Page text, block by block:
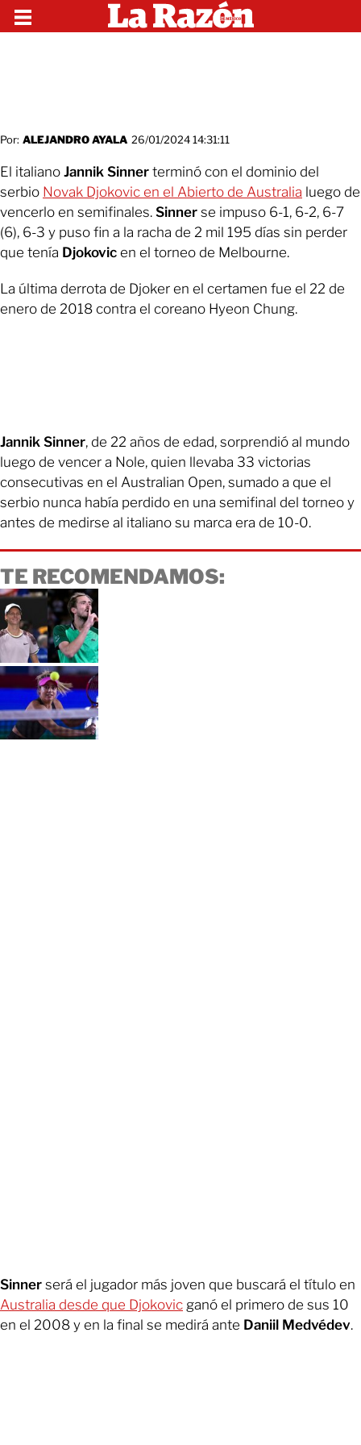
Por: ALEJANDRO AYALA 26/01/2024 14:31:11
El italiano Jannik Sinner terminó con el dominio del
serbio Novak Djokovic en el Abierto de Australia luego de
vencerlo en semifinales. Sinner se impuso 6-1, 6-2, 6-7
(6), 6-3 y puso fin a la racha de 2 mil 195 días sin perder
que tenía Djokovic en el torneo de Melbourne.
La última derrota de Djoker en el certamen fue el 22 de
enero de 2018 contra el coreano Hyeon Chung.
Jannik Sinner, de 22 años de edad, sorprendió al mundo
luego de vencer a Nole, quien llevaba 33 victorias
consecutivas en el Australian Open, sumado a que el
serbio nunca había perdido en una semifinal del torneo y
antes de medirse al italiano su marca era de 10-0.
TE RECOMENDAMOS:
Sinner será el jugador más joven que buscará el título en
Australia desde que Djokovic ganó el primero de sus 10
en el 2008 y en la final se medirá ante Daniil Medvédev.